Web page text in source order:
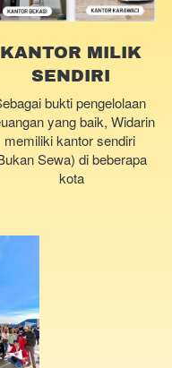
KANTOR MILIK
SENDIRI
bukti pengelolaan
yang baik, Widarin
memiliki kantor sendiri
Sewa) di beberapa
kota